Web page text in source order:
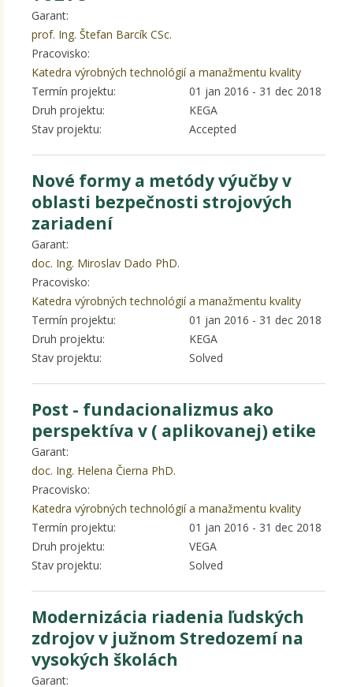
Garant:
prof. Ing. Štefan Barcík CSc.
Pracovisko:
Katedra výrobných technológií a manažmentu kvality
Termín projektu:
01 jan 2016 - 31 dec 2018
Druh projektu:
KEGA
Stav projektu:
Accepted
Nové formy a metódy výučby v
oblasti bezpečnosti strojových
zariadení
Garant:
doc. Ing. Miroslav Dado PhD.
Pracovisko:
Katedra výrobných technológií a manažmentu kvality
Termín projektu:
01 jan 2016 - 31 dec 2018
Druh projektu:
KEGA
Stav projektu:
Solved
Post - fundacionalizmus ako
perspektíva v ( aplikovanej) etike
Garant:
doc. Ing. Helena Čierna PhD.
Pracovisko:
Katedra výrobných technológií a manažmentu kvality
Termín projektu:
01 jan 2016 - 31 dec 2018
Druh projektu:
VEGA
Stav projektu:
Solved
Modernizácia riadenia ľudských
zdrojov v južnom Stredozemí na
vysokých školách
Garant: